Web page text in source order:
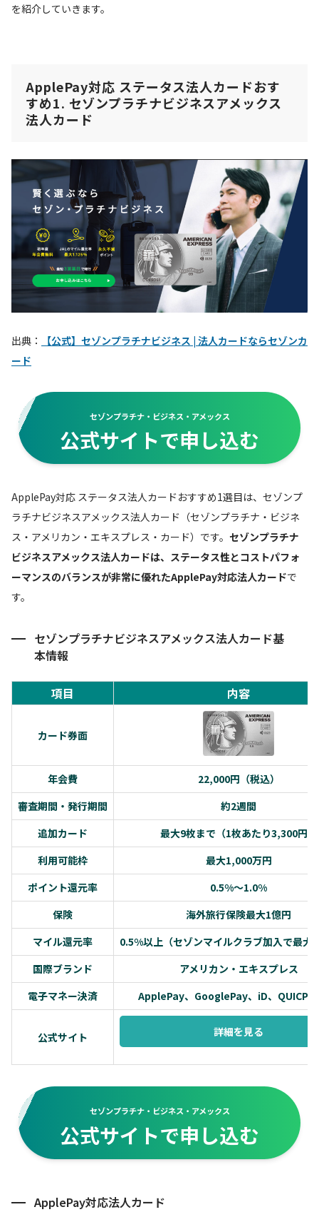
を紹介していきます。
ApplePay対応 ステータス法人カードおす
すめ1. セゾンプラチナビジネスアメックス
法人カード
出典：
【公式】セゾンプラチナビジネス | 法人カードならセゾンカ
ード
セゾンプラチナ・ビジネス・アメックス
公式サイトで申し込む
ApplePay対応 ステータス法人カードおすすめ1選目は、セゾンプ
ラチナビジネスアメックス法人カード（セゾンプラチナ・ビジネ
ス・アメリカン・エキスプレス・カード）です。 セゾンプラチナ
ビジネスアメックス法人カードは、ステータス性とコストパフォ
ーマンスのバランスが非常に優れたApplePay対応法人カードで
す。
セゾンプラチナビジネスアメックス法人カード基
本情報
項目 内容
カード券面
年会費
22,000円（税込）
審査期間・発行期間
約2週間
追加カード
最大9枚まで（1枚あたり3,300円）
利用可能枠
最大1,000万円
ポイント還元率
0.5%～1.0%
保険
海外旅行保険最大1億円
マイル還元率
0.5%以上（セゾンマイルクラブ加入で最大
国際ブランド
アメリカン・エキスプレス
電子マネー決済
ApplePay、GooglePay、iD、
公式サイト 詳細を見る
セゾンプラチナ・ビジネス・アメックス
公式サイトで申し込む
ApplePay対応法人カード